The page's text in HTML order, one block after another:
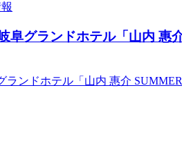
阜グランドホテル「山内 惠
ンドホテル「山内 惠介